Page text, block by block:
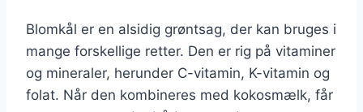
Blomkål er en alsidig grøntsag, der kan bruges i
mange forskellige retter. Den er rig på vitaminer
og mineraler, herunder C-vitamin, K-vitamin og
folat. Når den kombineres med kokosmælk, får